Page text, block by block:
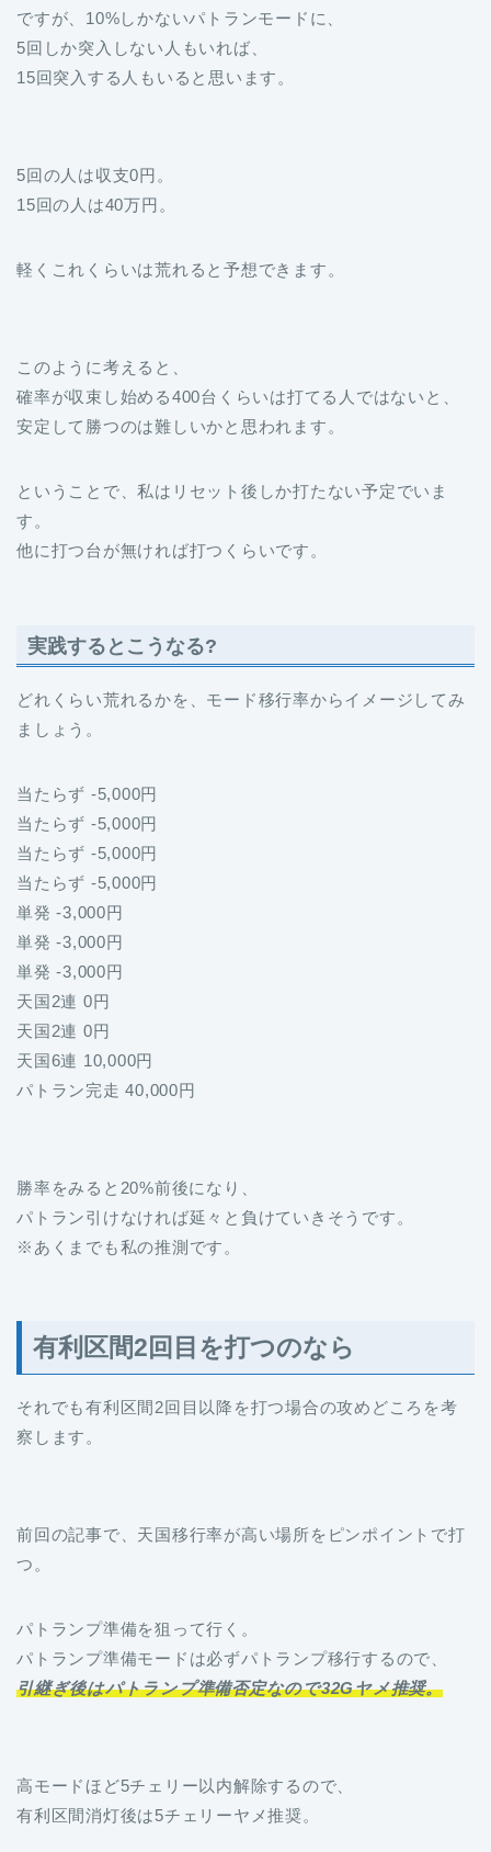
ですが、10%しかないパトランモードに、
5回しか突入しない人もいれば、
15回突入する人もいると思います。
5回の人は収支0円。
15回の人は40万円。
軽くこれくらいは荒れると予想できます。
このように考えると、
確率が収束し始める400台くらいは打てる人ではないと、
安定して勝つのは難しいかと思われます。
ということで、私はリセット後しか打たない予定でいま
す。
他に打つ台が無ければ打つくらいです。
実践するとこうなる?
どれくらい荒れるかを、モード移行率からイメージしてみ
ましょう。
当たらず -5,000円
当たらず -5,000円
当たらず -5,000円
当たらず -5,000円
単発 -3,000円
単発 -3,000円
単発 -3,000円
天国2連 0円
天国2連 0円
天国6連 10,000円
パトラン完走 40,000円
勝率をみると20%前後になり、
パトラン引けなければ延々と負けていきそうです。
※あくまでも私の推測です。
有利区間2回目を打つのなら
それでも有利区間2回目以降を打つ場合の攻めどころを考
察します。
前回の記事で、天国移行率が高い場所をピンポイントで打
つ。
パトランプ準備を狙って行く。
パトランプ準備モードは必ずパトランプ移行するので、
引継ぎ後はパトランプ準備否定なので32Gヤメ推奨。
高モードほど5チェリー以内解除するので、
有利区間消灯後は5チェリーヤメ推奨。